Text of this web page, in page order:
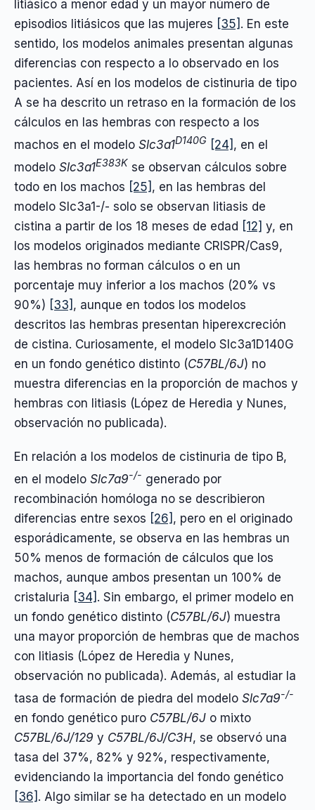
litiásico a menor edad y un mayor número de
episodios litiásicos que las mujeres [35] . En este
sentido, los modelos animales presentan algunas
diferencias con respecto a lo observado en los
pacientes. Así en los modelos de cistinuria de tipo
A se ha descrito un retraso en la formación de los
cálculos en las hembras con respecto a los
machos en el modelo Slc3a1D140G [24] , en el
modelo Slc3a1E383K se observan cálculos sobre
todo en los machos [25] , en las hembras del
modelo Slc3a1-/- solo se observan litiasis de
cistina a partir de los 18 meses de edad [12] y, en
los modelos originados mediante CRISPR/Cas9,
las hembras no forman cálculos o en un
porcentaje muy inferior a los machos (20% vs
90%) [33] , aunque en todos los modelos
descritos las hembras presentan hiperexcreción
de cistina. Curiosamente, el modelo Slc3a1D140G
en un fondo genético distinto (C57BL/6J) no
muestra diferencias en la proporción de machos y
hembras con litiasis (López de Heredia y Nunes,
observación no publicada).
En relación a los modelos de cistinuria de tipo B,
en el modelo Slc7a9-/- generado por
recombinación homóloga no se describieron
diferencias entre sexos [26] , pero en el originado
esporádicamente, se observa en las hembras un
50% menos de formación de cálculos que los
machos, aunque ambos presentan un 100% de
cristaluria [34] . Sin embargo, el primer modelo en
un fondo genético distinto (C57BL/6J) muestra
una mayor proporción de hembras que de machos
con litiasis (López de Heredia y Nunes,
observación no publicada). Además, al estudiar la
tasa de formación de piedra del modelo Slc7a9-/-
en fondo genético puro C57BL/6J o mixto
C57BL/6J/129 y C57BL/6J/C3H, se observó una
tasa del 37%, 82% y 92%, respectivamente,
evidenciando la importancia del fondo genético
[36] . Algo similar se ha detectado en un modelo